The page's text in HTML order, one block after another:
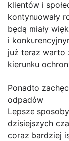
klientów i
kontynuowały
będą miały
i
już teraz warto
kierunku
Ponadto
odpadów
Lepsze
dzisiejszych
coraz bardziej